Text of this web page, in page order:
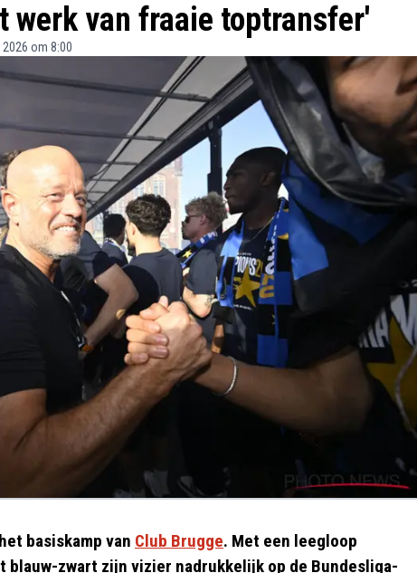
werk van fraaie toptransfer'
om 8:00
basiskamp van Club Brugge. Met een leegloop
zwart zijn vizier nadrukkelijk op de Bundesliga-